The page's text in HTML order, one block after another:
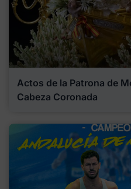
Actos de la Patrona de
Cabeza Coronada